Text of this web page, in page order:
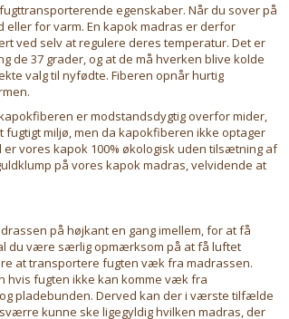
egenskaber. Når du sover på
eller for varm. En kapok madras er derfor
ved selv at regulere deres temperatur. Det er
de 37 grader, og at de må hverken blive kolde
valg til nyfødte. Fiberen opnår hurtig
er modstandsdygtig overfor mider,
miljø, men da kapokfiberen ikke optager
vores kapok 100% økologisk uden tilsætning af
på vores kapok madras, velvidende at
på højkant en gang imellem, for at få
du være særlig opmærksom på at få luftet
at transportere fugten væk fra madrassen.
hvis fugten ikke kan komme væk fra
pladebunden. Derved kan der i værste tilfælde
kunne ske ligegyldig hvilken madras, der